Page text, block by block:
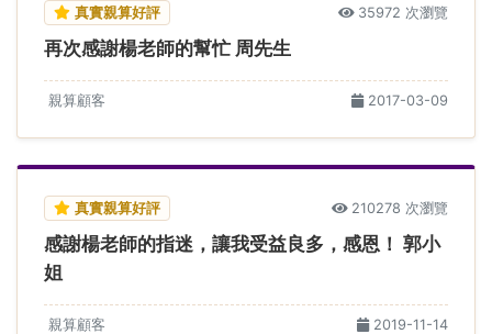
真實親算好評 35972 次瀏覽
再次感謝楊老師的幫忙 周先生
親算顧客 2017-03-09
真實親算好評 210278 次瀏覽
感謝楊老師的指迷，讓我受益良多，感恩！ 郭小
姐
親算顧客 2019-11-14